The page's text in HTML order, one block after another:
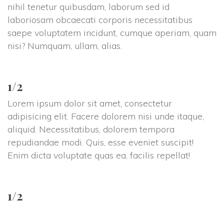
nihil tenetur quibusdam, laborum sed id
laboriosam obcaecati corporis necessitatibus
aepe voluptatem incidunt, cumque aperiam, quam
nisi? Numquam, ullam, alias.
1/2
Lorem ipsum dolor sit amet, consectetur
adipisicing elit. Facere dolorem nisi unde itaque,
aliquid. Necessitatibus, dolorem tempora
repudiandae modi. Quis, esse eveniet suscipit!
Enim dicta voluptate quas ea, facilis repellat!
1/2